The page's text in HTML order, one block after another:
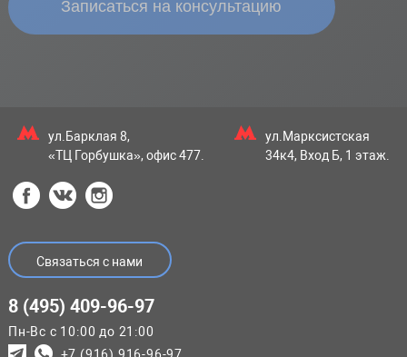
ул.Барклая 8,
«ТЦ Горбушка», офис 477.
ул.Марксистская
34к4, Вход Б, 1 этаж.
Связаться с нами
8 (495) 409-96-97
Пн-Вс с 10:00 до 21:00